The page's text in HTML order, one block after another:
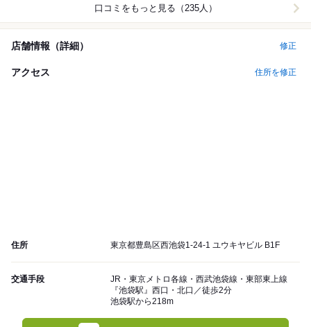
口コミをもっと見る（235人）
店舗情報（詳細） 修正
アクセス 住所を修正
住所 東京都豊島区西池袋1-24-1 ユウキヤビル B1F
交通手段
JR・東京メトロ各線・西武池袋線・東部東上線
『池袋駅』西口・北口／徒歩2分
池袋駅から218m